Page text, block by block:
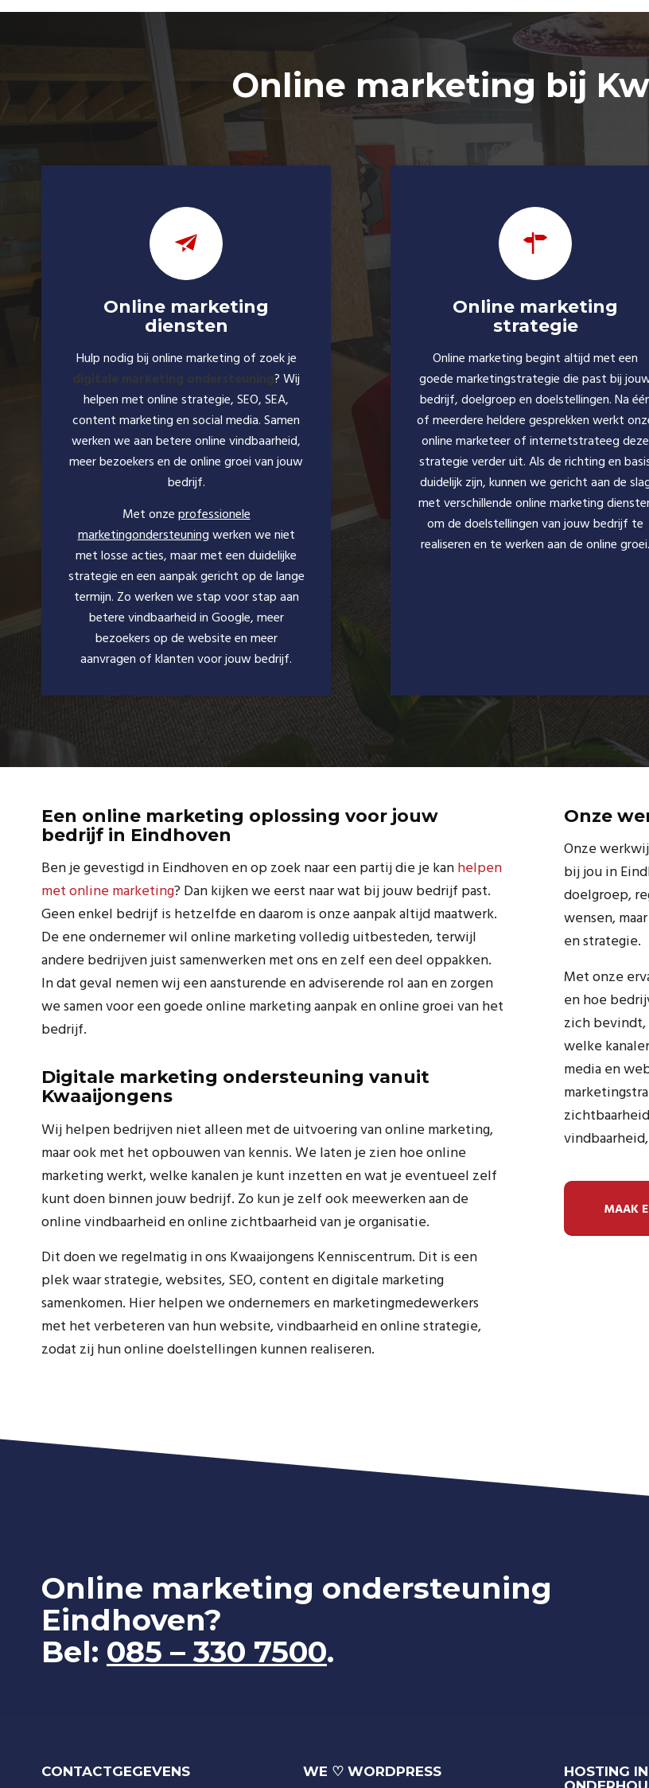
Online marketing bij
Online marketing
diensten
Hulp nodig bij online marketing of zoek je
digitale marketing ondersteuning? Wij
helpen met online strategie, SEO, SEA,
content marketing en social media. Samen
werken we aan betere online vindbaarheid,
meer bezoekers en de online groei van jouw
bedrijf.
Met onzeprofessionele
marketingondersteuningwerken we niet
met losse acties, maar met een duidelijke
strategie en een aanpak gericht op de lange
termijn. Zo werken we stap voor stap aan
betere vindbaarheid in Google, meer
bezoekers op de website en meer
aanvragen of klanten voor jouw bedrijf.
Online marketing
strategie
Online marketing begint altijd met een
goede marketingstrategie die past bij
bedrijf, doelgroep en doelstellingen. Na
of meerdere heldere gesprekken werkt
online marketeer of internetstrateeg deze
strategie verder uit. Als de richting en
duidelijk zijn, kunnen we gericht aan de
met verschillende online marketing
om de doelstellingen van jouw bedrijf te
realiseren en te werken aan de online groei.
Een online marketing oplossing voor jouw
bedrijf in Eindhoven
Ben je gevestigd in Eindhoven en op zoek naar een partij die je kanhelpen
met online marketing? Dan kijken we eerst naar wat bij jouw bedrijf past.
Geen enkel bedrijf is hetzelfde en daarom is onze aanpak altijd maatwerk.
De ene ondernemer wil online marketing volledig uitbesteden, terwijl
andere bedrijven juist samenwerken met ons en zelf een deel oppakken.
In dat geval nemen wij een aansturende en adviserende rol aan en zorgen
we samen voor een goede online marketing aanpak en online groei van het
bedrijf.
Digitale marketing ondersteuning vanuit
Kwaaijongens
Wij helpen bedrijven niet alleen met de uitvoering van online marketing,
maar ook met het opbouwen van kennis. We laten je zien hoe online
marketing werkt, welke kanalen je kunt inzetten en wat je eventueel zelf
kunt doen binnen jouw bedrijf. Zo kun je zelf ook meewerken aan de
online vindbaarheid en online zichtbaarheid van je organisatie.
Dit doen we regelmatig in ons Kwaaijongens Kenniscentrum. Dit is een
plek waar strategie, websites, SEO, content en digitale marketing
samenkomen. Hier helpen we ondernemers en marketingmedewerkers
met het verbeteren van hun website, vindbaarheid en online strategie,
zodat zij hun online doelstellingen kunnen realiseren.
Onze
Onze
bij jou in
doelgroep,
wensen,
en strategie.
Met onze
en hoe
zich bevindt,
welke
media en
MAAK
Online marketing ondersteuning
Eindhoven?
Bel: 085 – 330 7500.
CONTACTGEGEVENS WE ♡ WORDPRESS
HOSTING